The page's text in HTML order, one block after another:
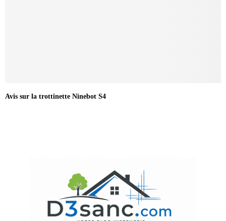
Avis sur la trottinette Ninebot S4